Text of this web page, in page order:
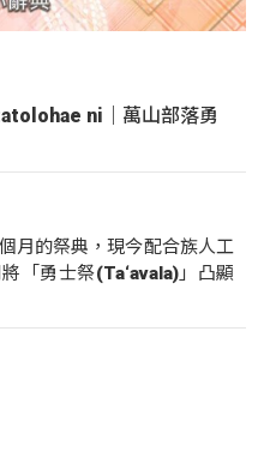
ni｜萬山部落勇
月的祭典，現今配合族人工
「勇士祭(Ta‘avala)」凸顯